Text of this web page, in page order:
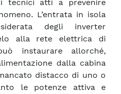
tecnici atti a prevenire
L’entrata in isola
degli inverter
alla rete elettrica di
instaurare allorché,
dalla cabina
distacco di uno o
le potenze attiva e